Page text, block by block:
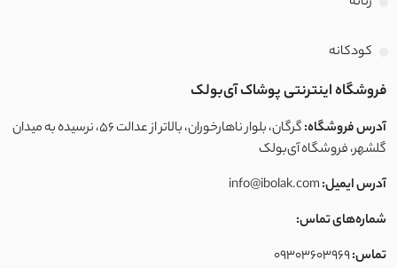
کودکانه
فروشگاه اینترنتی پوشاک آی‌بولک
آدرس فروشگاه:
گرگان، بلوار ناهارخوران، بالاتر از عدالت ۵۶، نرسیده به میدان
گلشهر، فروشگاه آی‌بولک
آدرس ایمیل:info@ibolak.com
شماره‌های تماس:
تماس:09303603969